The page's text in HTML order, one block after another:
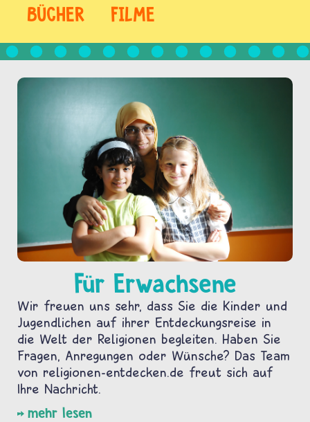
BÜCHER FILME
Für Erwachsene
Wir freuen uns sehr, dass Sie die Kinder und
Jugendlichen auf ihrer Entdeckungsreise in
die Welt der Religionen begleiten. Haben Sie
Fragen, Anregungen oder Wünsche? Das Team
von religionen-entdecken.de freut sich auf
Ihre Nachricht.
mehr lesen